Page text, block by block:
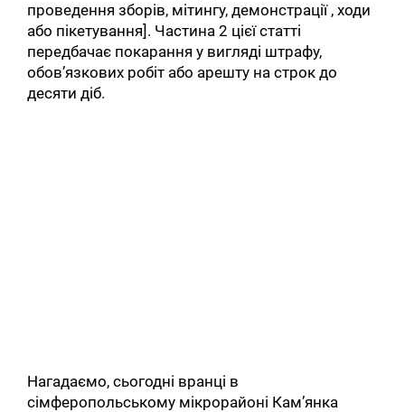
проведення зборів, мітингу, демонстрації , ходи
або пікетування]. Частина 2 цієї статті
передбачає покарання у вигляді штрафу,
обов’язкових робіт або арешту на строк до
десяти діб.
Нагадаємо, сьогодні вранці в
сімферопольському мікрорайоні Кам’янка